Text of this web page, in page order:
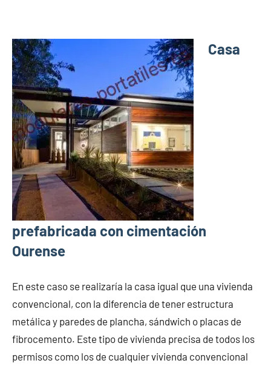
Casa
prefabricada con cimentación
Ourense
En este caso se realizaría la casa igual que una vivienda
convencional, con la diferencia de tener estructura
metálica y paredes de plancha, sándwich o placas de
fibrocemento. Este tipo de vivienda precisa de todos los
permisos como los de cualquier vivienda convencional